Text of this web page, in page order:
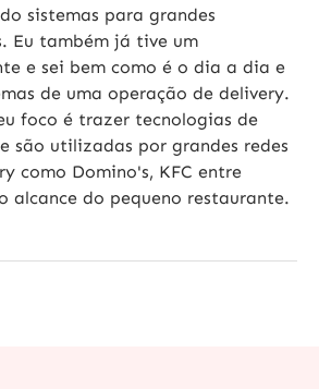
sistemas para grandes
Eu também já tive um
e sei bem como é o dia a dia e
de uma operação de delivery.
foco é trazer tecnologias de
são utilizadas por grandes redes
como Domino's, KFC entre
alcance do pequeno restaurante.